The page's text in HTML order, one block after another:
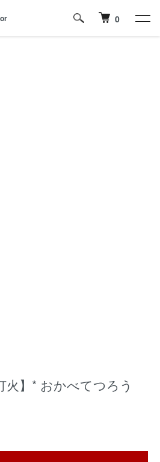
0
火】* おかべてつろう